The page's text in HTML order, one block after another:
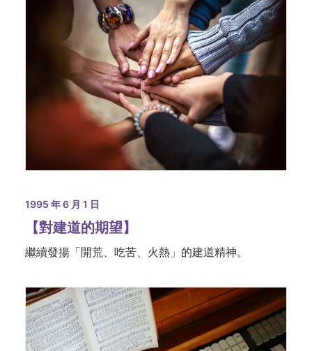
1995 年 6 月 1 日
【對建道的期望】
繼續發揚「開荒、吃苦、火熱」的建道精神。